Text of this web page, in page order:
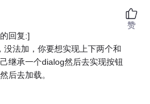
回复:]
法加，你要想实现上下两个和
继承一个dialog然后去实现按钮
后去加载。
赞